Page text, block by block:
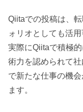
Qiitaでの投稿は、
ォリオとしても活用
実際にQiitaで積極
術力を認められて
で新たな仕事の機
ます。